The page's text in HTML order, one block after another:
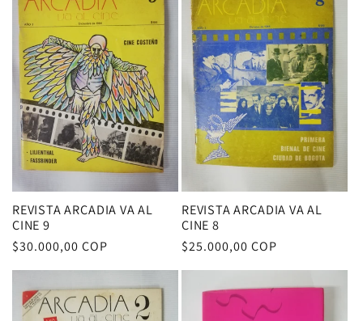
REVISTA ARCADIA VA AL
CINE 9
Precio
$30.000,00 COP
REVISTA ARCADIA VA AL
CINE 8
Precio
$25.000,00 COP